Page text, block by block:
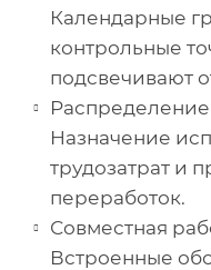
Календарные
контрольные
подсвечивают
Распределение
Назначение
трудозатрат и
переработок.
Совместная
Встроенные